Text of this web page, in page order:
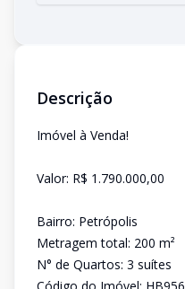
Descrição
Imóvel à Venda!
Valor: R$ 1.790.000,00
Bairro: Petrópolis
Metragem total: 200 m²
N° de Quartos: 3 suítes